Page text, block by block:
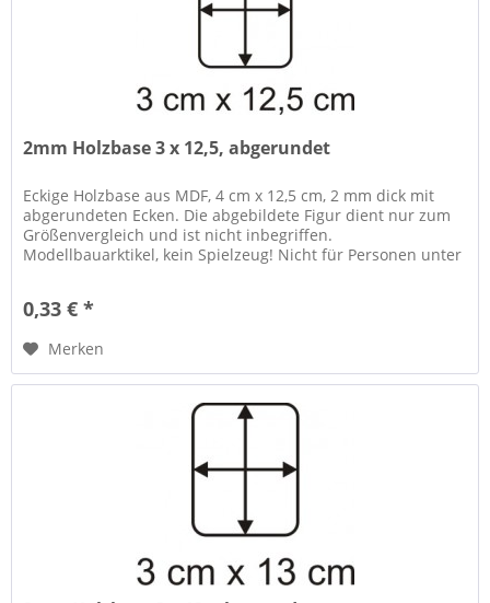
2mm Holzbase 3 x 12,5, abgerundet
Eckige Holzbase aus MDF, 4 cm x 12,5 cm, 2 mm dick mit
abgerundeten Ecken. Die abgebildete Figur dient nur zum
Größenvergleich und ist nicht inbegriffen.
Modellbauarktikel, kein Spielzeug! Nicht für Personen unter
0,33 € *
Merken